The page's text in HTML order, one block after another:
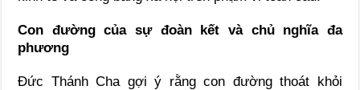
Con đường của sự đoàn kết và chủ nghĩa đa
phương
Đức Thánh Cha gợi ý rằng con đường thoát khỏi